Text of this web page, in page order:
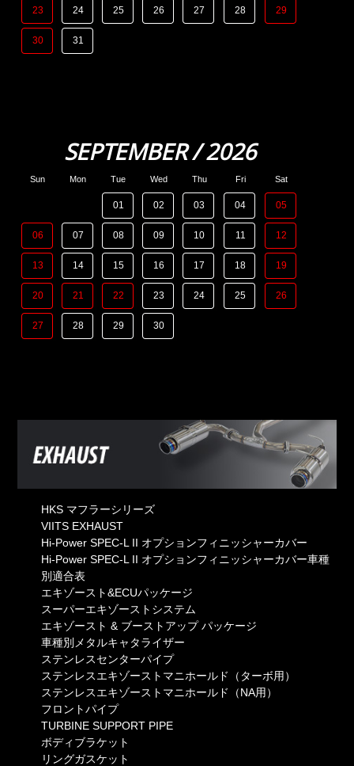
23 24 25 26 27 28 29
30 31
SEPTEMBER / 2026
Sun Mon Tue Wed Thu Fri Sat
01 02 03 04 05
06 07 08 09 10 11 12
13 14 15 16 17 18 19
20 21 22 23 24 25 26
27 28 29 30
HKS マフラーシリーズ
VIITS EXHAUST
Hi-Power SPEC-L II オプションフィニッシャーカバー
Hi-Power SPEC-L II オプションフィニッシャーカバー車種
別適合表
エキゾースト&ECUパッケージ
スーパーエキゾーストシステム
エキゾースト & ブーストアップ パッケージ
車種別メタルキャタライザー
ステンレスセンターパイプ
ステンレスエキゾーストマニホールド（ターボ用）
ステンレスエキゾーストマニホールド（NA用）
フロントパイプ
TURBINE SUPPORT PIPE
ボディブラケット
リングガスケット